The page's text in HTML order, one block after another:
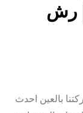
|0568199078| رش
بالعين احدث